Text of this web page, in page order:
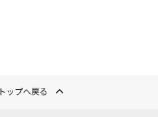
ップへ戻る